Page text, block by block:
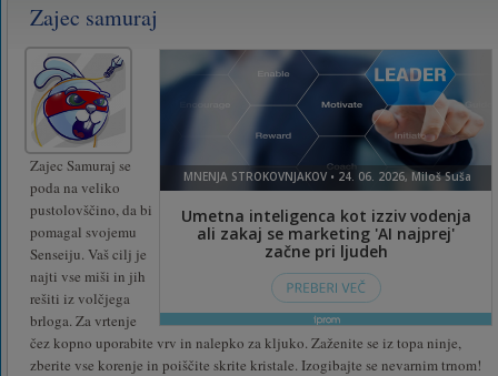
Zajec samuraj
Zajec Samuraj se
poda na veliko
pustolovščino, da bi
pomagal svojemu
Senseiju. Vaš cilj je
najti vse miši in jih
rešiti iz volčjega
brloga. Za vrtenje
čez kopno uporabite vrv in nalepko za kljuko. Zaženite se iz topa ninje,
zberite vse korenje in poiščite skrite kristale. Izogibajte se nevarnim trnom!